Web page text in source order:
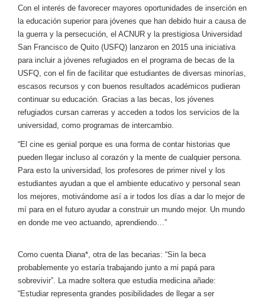
Con el interés de favorecer mayores oportunidades de inserción en
la educación superior para jóvenes que han debido huir a causa de
la guerra y la persecución, el ACNUR y la prestigiosa Universidad
San Francisco de Quito (USFQ) lanzaron en 2015 una iniciativa
para incluir a jóvenes refugiados en el programa de becas de la
USFQ, con el fin de facilitar que estudiantes de diversas minorías,
escasos recursos y con buenos resultados académicos pudieran
continuar su educación. Gracias a las becas, los jóvenes
refugiados cursan carreras y acceden a todos los servicios de la
universidad, como programas de intercambio.
“El cine es genial porque es una forma de contar historias que
pueden llegar incluso al corazón y la mente de cualquier persona.
Para esto la universidad, los profesores de primer nivel y los
estudiantes ayudan a que el ambiente educativo y personal sean
los mejores, motivándome así a ir todos los días a dar lo mejor de
mí para en el futuro ayudar a construir un mundo mejor. Un mundo
en donde me veo actuando, aprendiendo…”
Como cuenta Diana*, otra de las becarias: “Sin la beca
probablemente yo estaría trabajando junto a mi papá para
sobrevivir”. La madre soltera que estudia medicina añade:
“Estudiar representa grandes posibilidades de llegar a ser